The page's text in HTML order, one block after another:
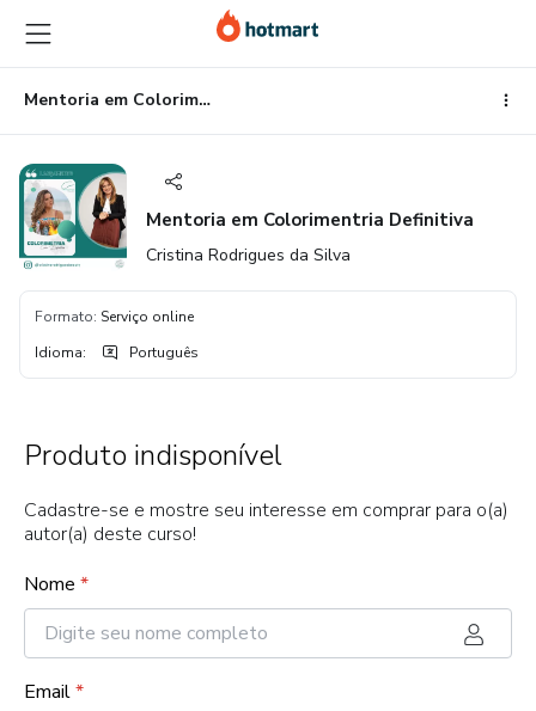
para
o
conteúdo
principal
para
o
pagamento
para
o
rodapé
Mentoria em Colorimentria Definitiva
Mentoria em Colorimentria Definitiva
Cristina Rodrigues da Silva
Formato: Serviço online
Idioma: Português
Produto indisponível
Cadastre-se e mostre seu interesse em comprar para o(a)
autor(a) deste curso!
Nome *
Email*